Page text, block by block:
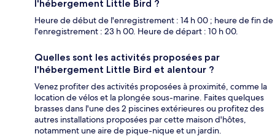
l'hébergement Little Bird ?
Heure de début de l'enregistrement : 14 h 00 ; heure de fin de
l'enregistrement : 23 h 00. Heure de départ : 10 h 00.
Quelles sont les activités proposées par
l'hébergement Little Bird et alentour ?
Venez profiter des activités proposées à proximité, comme la
location de vélos et la plongée sous-marine. Faites quelques
brasses dans l'une des 2 piscines extérieures ou profitez des
autres installations proposées par cette maison d'hôtes,
notamment une aire de pique-nique et un jardin.